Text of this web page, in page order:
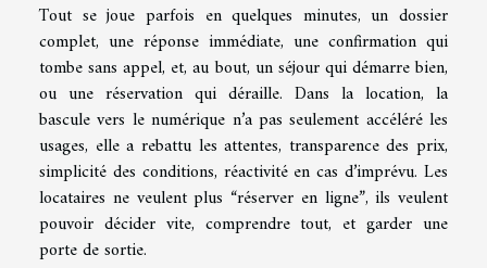
Tout se joue parfois en quelques minutes, un dossier
complet, une réponse immédiate, une confirmation qui
tombe sans appel, et, au bout, un séjour qui démarre bien,
ou une réservation qui déraille. Dans la location, la
bascule vers le numérique n’a pas seulement accéléré les
usages, elle a rebattu les attentes, transparence des prix,
simplicité des conditions, réactivité en cas d’imprévu. Les
locataires ne veulent plus “réserver en ligne”, ils veulent
pouvoir décider vite, comprendre tout, et garder une
porte de sortie.